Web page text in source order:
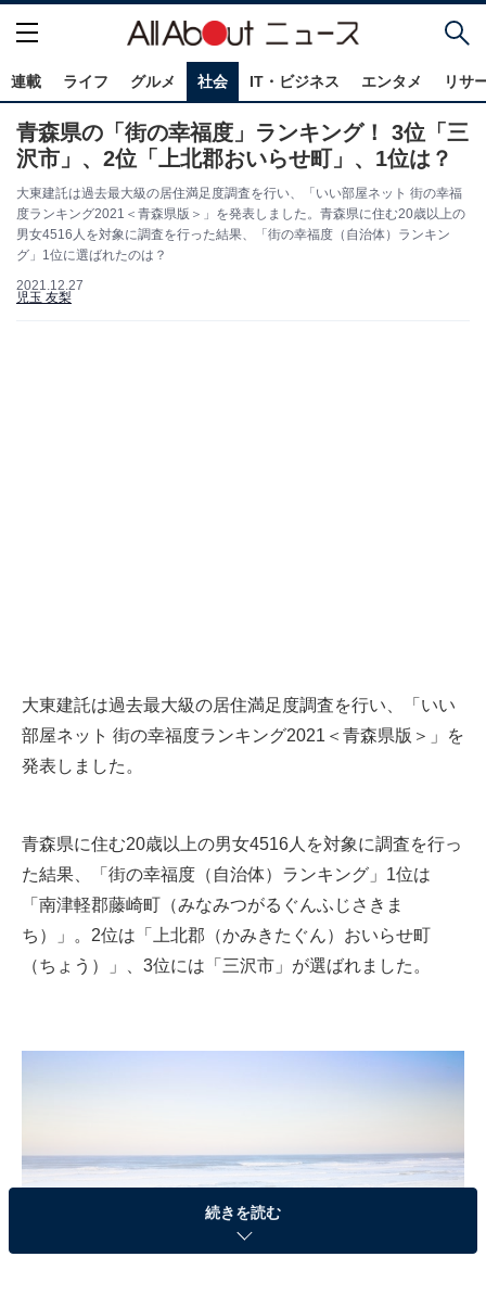
連載 ライフ グルメ 社会 IT・ビジネス エンタメ リサ
青森県の「街の幸福度」ランキング！ 3位「三
沢市」、2位「上北郡おいらせ町」、1位は？
大東建託は過去最大級の居住満足度調査を行い、「いい部屋ネット 街の幸福
度ランキング2021＜青森県版＞」を発表しました。青森県に住む20歳以上の
男女4516人を対象に調査を行った結果、「街の幸福度（自治体）ランキン
グ」1位に選ばれたのは？
2021.12.27
児玉 友梨
大東建託は過去最大級の居住満足度調査を行い、「いい
部屋ネット 街の幸福度ランキング2021＜青森県版＞」を
発表しました。
青森県に住む20歳以上の男女4516人を対象に調査を行っ
た結果、「街の幸福度（自治体）ランキング」1位は
「南津軽郡藤崎町（みなみつがるぐんふじさきま
ち）」。2位は「上北郡（かみきたぐん）おいらせ町
（ちょう）」、3位には「三沢市」が選ばれました。
続きを読む